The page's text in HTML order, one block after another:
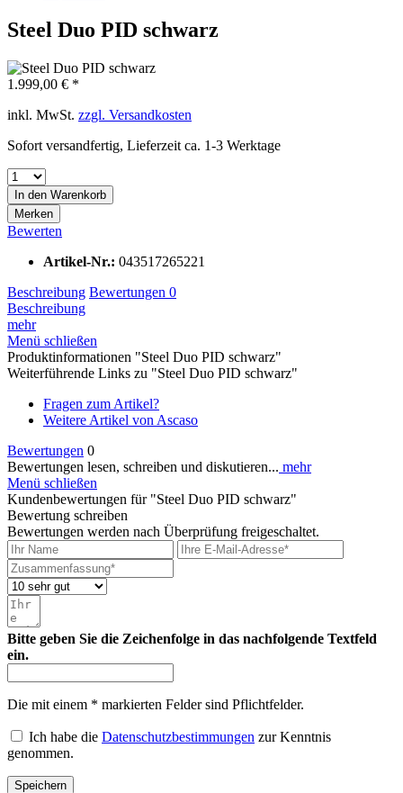
Steel Duo PID schwarz
1.999,00 € *
inkl. MwSt. zzgl. Versandkosten
Sofort versandfertig, Lieferzeit ca. 1-3 Werktage
In den Warenkorb
Merken
Bewerten
Artikel-Nr.: 043517265221
Beschreibung Bewertungen 0
Beschreibung
mehr
Menü schließen
Produktinformationen "Steel Duo PID schwarz"
Weiterführende Links zu "Steel Duo PID schwarz"
Fragen zum Artikel?
Weitere Artikel von Ascaso
Bewertungen 0
Bewertungen lesen, schreiben und diskutieren... mehr
Menü schließen
Kundenbewertungen für "Steel Duo PID schwarz"
Bewertung schreiben
Bewertungen werden nach Überprüfung freigeschaltet.
Bitte geben Sie die Zeichenfolge in das nachfolgende Textfeld
ein.
Die mit einem * markierten Felder sind Pflichtfelder.
Ich habe die Datenschutzbestimmungen zur Kenntnis
genommen.
Speichern